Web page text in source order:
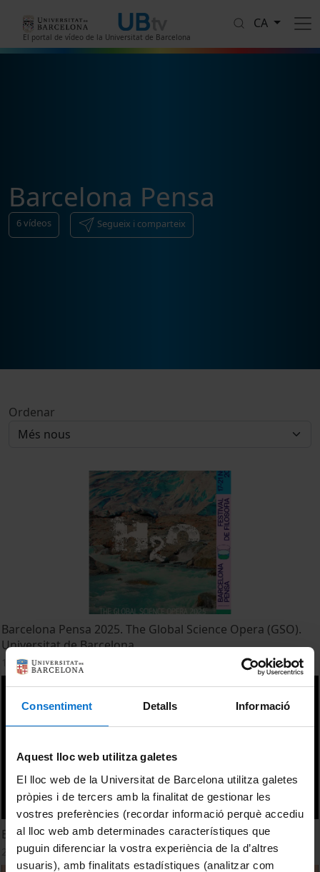
Consentiment Detalls Informació
Aquest lloc web utilitza galetes
El lloc web de la Universitat de Barcelona utilitza galetes
pròpies i de tercers amb la finalitat de gestionar les
vostres preferències (recordar informació perquè accediu
al lloc web amb determinades característiques que
puguin diferenciar la vostra experiència de la d’altres
usuaris), amb finalitats estadístiques (analitzar com
El portal de vídeo de la Universitat de Barcelona
CA
Barcelona Pensa
6vídeos Segueix i comparteix
Ordenar
Barcelona Pensa 2025. The Global Science Opera (GSO).
Universitat de Barcelona
17 novembre, 2025
Barcelona Pensa. 17a. Mostra de fotofilosofia. Edició 2024
20 novembre, 2024